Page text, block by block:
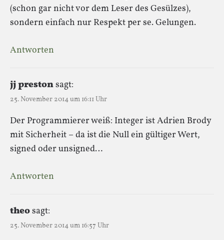
(schon gar nicht vor dem Leser des Gesülzes),
sondern einfach nur Respekt per se. Gelungen.
Antworten
jj prestonsagt:
25. November 2014 um 16:11 Uhr
Der Programmierer weiß: Integer ist Adrien Brody
mit Sicherheit – da ist die Null ein gültiger Wert,
signed oder unsigned…
Antworten
theosagt:
25. November 2014 um 16:57 Uhr